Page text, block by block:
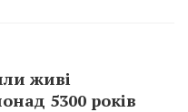
живі
5300 років